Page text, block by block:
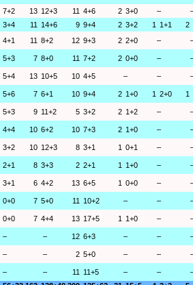
7+2 13 12+3 11 4+6 2 3+0 –
3+4 11 14+6 9 9+4 2 3+2 1 1+1 2
4+1 11 8+2 12 9+3 2 2+0 –
5+3 7 8+0 11 7+2 2 0+0 –
5+4 13 10+5 10 4+5 – –
5+6 7 6+1 10 9+4 2 1+0 1 2+0 1
5+3 9 11+2 5 3+2 2 1+2 –
4+4 10 6+2 10 7+3 2 1+0 –
3+2 10 12+3 8 3+1 1 0+1 –
2+1 8 3+3 2 2+1 1 1+0 –
3+1 6 4+2 13 6+5 1 0+0 –
0+0 7 5+0 11 10+2 – –
0+0 7 4+4 13 17+5 1 1+0 –
– – 12 6+3 – –
– – 2 5+0 – –
– – 11 11+5 – –